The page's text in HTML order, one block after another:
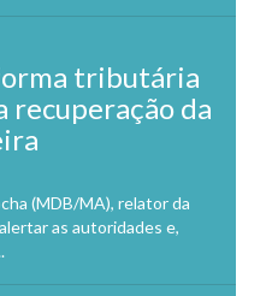
tributária
recuperação da
(MDB/MA), relator da
as autoridades e,